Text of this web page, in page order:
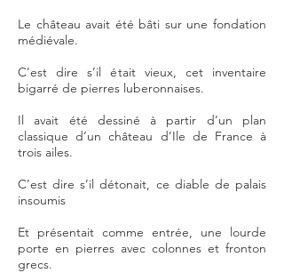
Le château avait été bâti sur une fondation
médiévale.
C’est dire s’il était vieux, cet inventaire
bigarré de pierres luberonnaises.
Il avait été dessiné à partir d’un plan
classique d’un château d’Ile de France à
trois ailes.
C’est dire s’il détonait, ce diable de palais
insoumis
Et présentait comme entrée, une lourde
porte en pierres avec colonnes et fronton
grecs.